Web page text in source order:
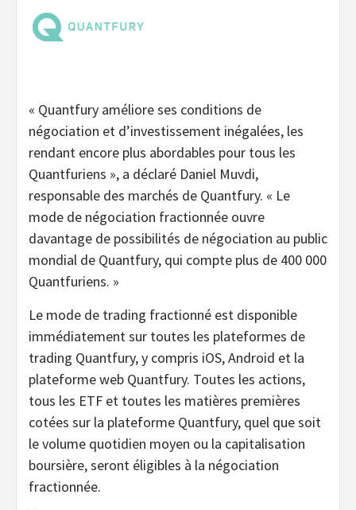
« Quantfury améliore ses conditions de
négociation et d’investissement inégalées, les
rendant encore plus abordables pour tous les
Quantfuriens », a déclaré Daniel Muvdi,
responsable des marchés de Quantfury. « Le
mode de négociation fractionnée ouvre
davantage de possibilités de négociation au public
mondial de Quantfury, qui compte plus de 400 000
Quantfuriens. »
Le mode de trading fractionné est disponible
immédiatement sur toutes les plateformes de
trading Quantfury, y compris iOS, Android et la
plateforme web Quantfury. Toutes les actions,
tous les ETF et toutes les matières premières
cotées sur la plateforme Quantfury, quel que soit
le volume quotidien moyen ou la capitalisation
boursière, seront éligibles à la négociation
fractionnée.